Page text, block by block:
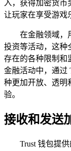
入，获得加密货
让玩家在享受游戏
在金融领域，
投资等活动，这种
存在的各种限制和
金融活动中，通过
种更加开放、透明
验。
接收和发送
Trust 钱包提